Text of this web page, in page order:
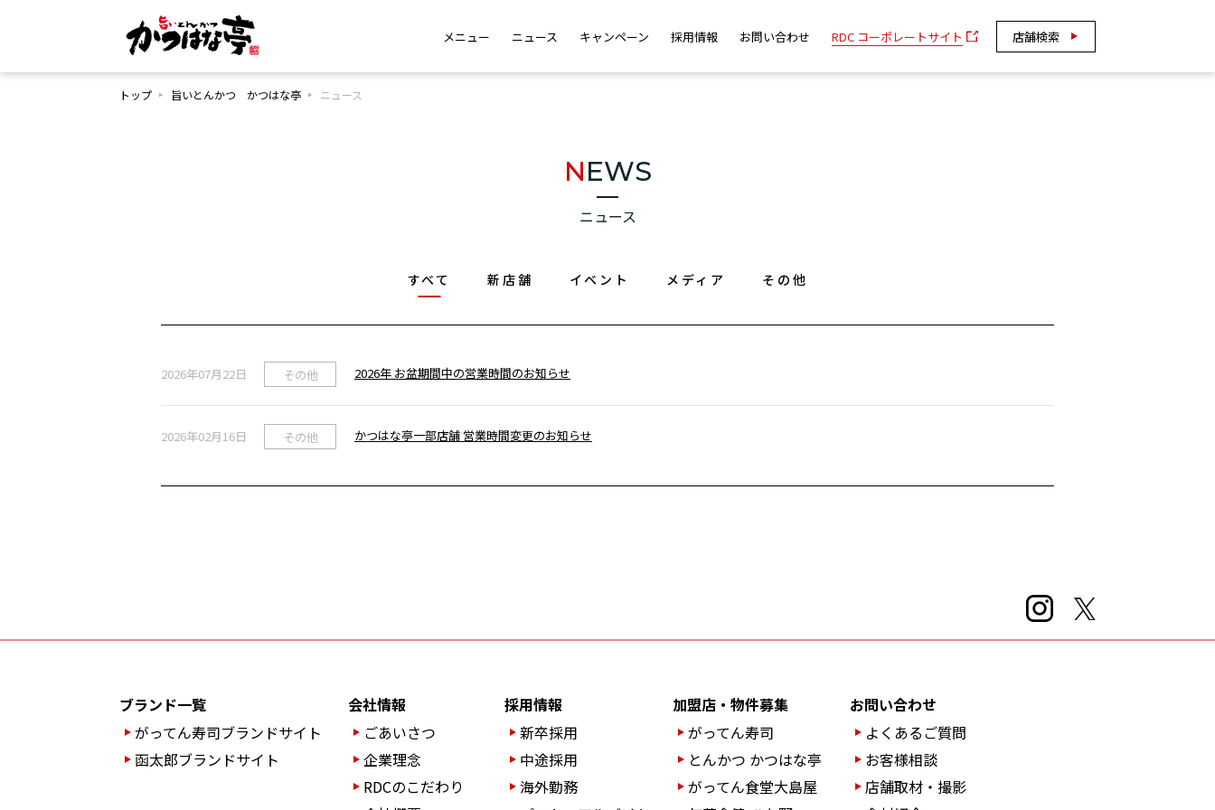
メニュー ニュース キャンペーン 採用情報 お問い合わせ RDC コーポレートサイト 店舗検索
トップ 旨いとんかつ かつはな亭 ニュース
NEWS
ニュース
すべて 新店舗 イベント メディア その他
2026年07月22日 その他 2026年 お盆期間中の営業時間のお知らせ
2026年02月16日 その他 かつはな亭一部店舗 営業時間変更のお知らせ
ブランド一覧
がってん寿司ブランドサイト
函太郎ブランドサイト
会社情報
ごあいさつ
企業理念
RDCのこだわり
採用情報
新卒採用
中途採用
海外勤務
加盟店・物件募集
がってん寿司
とんかつ かつはな亭
がってん食堂大島屋
お問い合わせ
よくあるご質問
お客様相談
店舗取材・撮影